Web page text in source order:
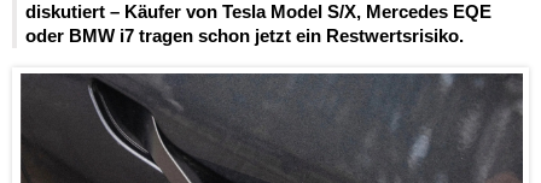
diskutiert – Käufer von Tesla Model S/X, Mercedes EQE
oder BMW i7 tragen schon jetzt ein Restwertsrisiko.